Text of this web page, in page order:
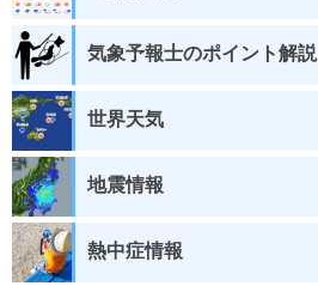
気象予報士のポイント解説
世界天気
地震情報
熱中症情報